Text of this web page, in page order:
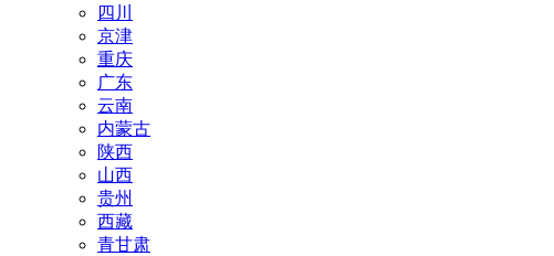
四川
京津
重庆
广东
云南
内蒙古
陕西
山西
贵州
西藏
青甘肃